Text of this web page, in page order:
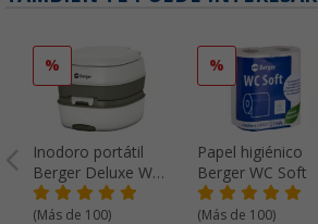
%
Inodoro portátil
Berger Deluxe WC
de camping
(Más de 100)
%
Papel higiénico
Berger WC Soft
(Más de 100)